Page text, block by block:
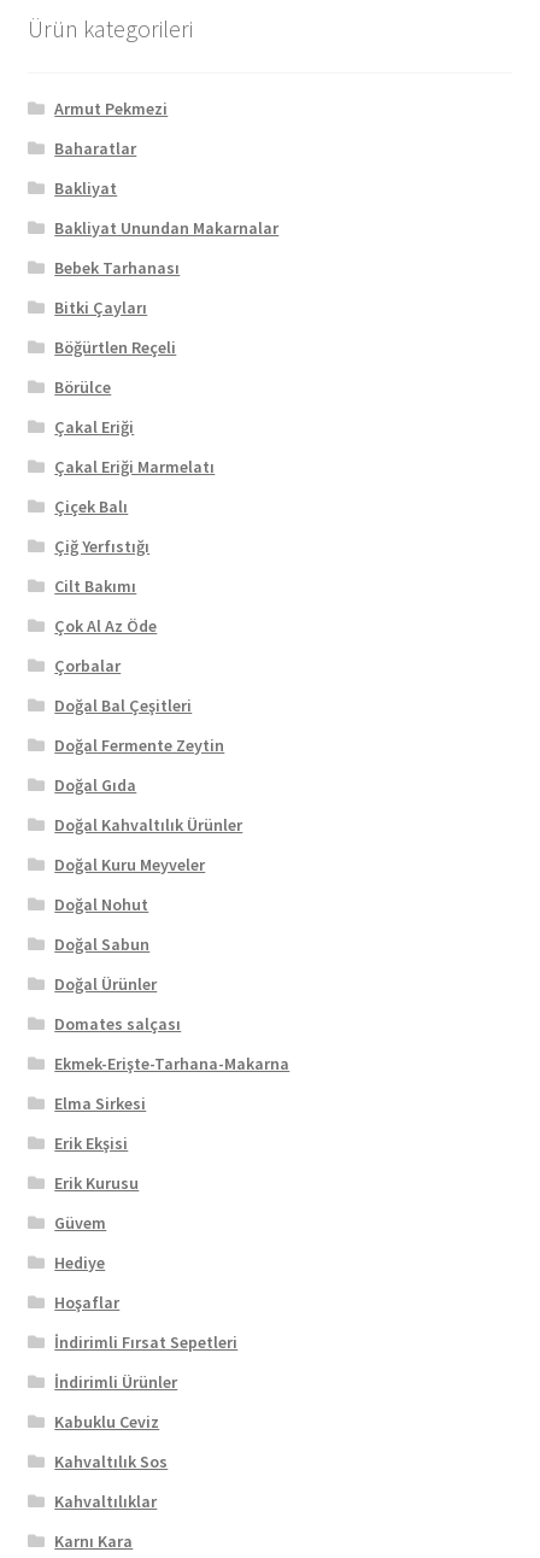
Ürün kategorileri
Armut Pekmezi
Baharatlar
Bakliyat
Bakliyat Unundan Makarnalar
Bebek Tarhanası
Bitki Çayları
Böğürtlen Reçeli
Börülce
Çakal Eriği
Çakal Eriği Marmelatı
Çiçek Balı
Çiğ Yerfıstığı
Cilt Bakımı
Çok Al Az Öde
Çorbalar
Doğal Bal Çeşitleri
Doğal Fermente Zeytin
Doğal Gıda
Doğal Kahvaltılık Ürünler
Doğal Kuru Meyveler
Doğal Nohut
Doğal Sabun
Doğal Ürünler
Domates salçası
Ekmek-Erişte-Tarhana-Makarna
Elma Sirkesi
Erik Ekşisi
Erik Kurusu
Güvem
Hediye
Hoşaflar
İndirimli Fırsat Sepetleri
İndirimli Ürünler
Kabuklu Ceviz
Kahvaltılık Sos
Kahvaltılıklar
Karnı Kara